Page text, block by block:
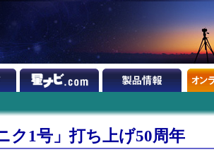
ク1号」打ち上げ50周年